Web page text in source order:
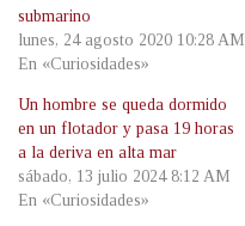
submarino
lunes, 24 agosto 2020 10:28 AM
En «Curiosidades»
Un hombre se queda dormido
en un flotador y pasa 19 horas
a la deriva en alta mar
sábado, 13 julio 2024 8:12 AM
En «Curiosidades»